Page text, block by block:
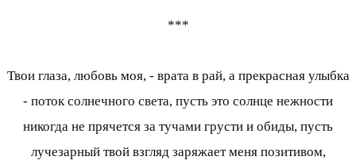
***
Твои глаза, любовь моя, - врата в рай, а прекрасная улыбка
- поток солнечного света, пусть это солнце нежности
никогда не прячется за тучами грусти и обиды, пусть
лучезарный твой взгляд заряжает меня позитивом,